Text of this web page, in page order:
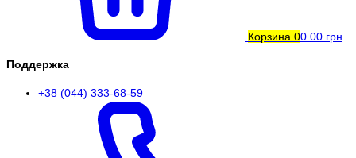
Корзина 00.00 грн
Поддержка
+38 (044) 333-68-59